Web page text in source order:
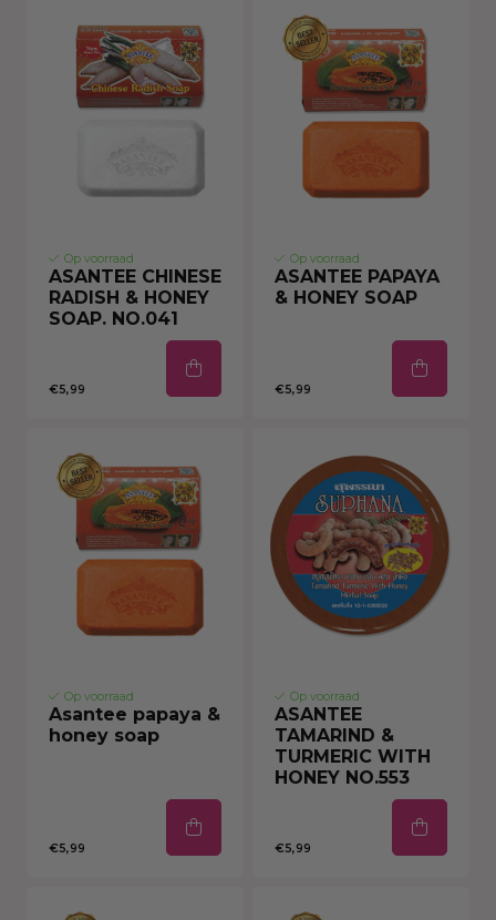
Op voorraad
ASANTEE CHINESE
RADISH & HONEY
SOAP. NO.041
€5,99
Op voorraad
ASANTEE PAPAYA
& HONEY SOAP
€5,99
Op voorraad
Asantee papaya &
honey soap
€5,99
Op voorraad
ASANTEE
TAMARIND &
TURMERIC WITH
HONEY NO.553
€5,99